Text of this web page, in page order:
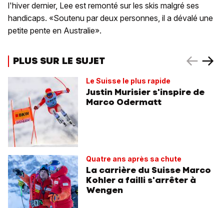
l'hiver dernier, Lee est remonté sur les skis malgré ses
handicaps. «Soutenu par deux personnes, il a dévalé une
petite pente en Australie».
PLUS SUR LE SUJET
Le Suisse le plus rapide
Justin Murisier s'inspire de
Marco Odermatt
Quatre ans après sa chute
La carrière du Suisse Marco
Kohler a failli s'arrêter à
Wengen